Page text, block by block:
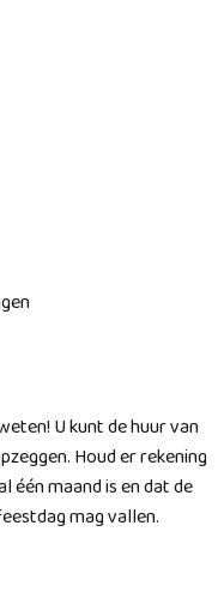
U kunt de huur van
Houd er rekening
één maand is en dat de
mag vallen.